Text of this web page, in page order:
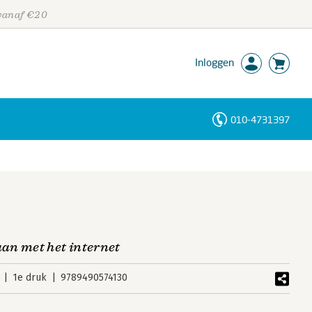
€20
Inloggen
010-4731397
met het internet
1e druk 9789490574130
Personen